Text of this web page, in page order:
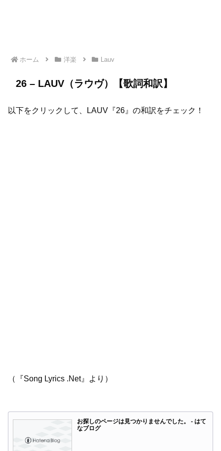
ホーム 洋楽 Lauv
26 – LAUV（ラウヴ）【歌詞和訳】
以下をクリックして、LAUV『26』の和訳をチェック！
（『Song Lyrics .Net』より）
お探しのページは見つかりませんでした。 - はて
なブログ